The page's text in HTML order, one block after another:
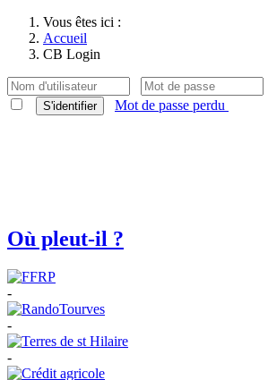
Vous êtes ici :
Accueil
CB Login
S'identifier Mot de passe perdu
Où pleut-il ?
-
-
-